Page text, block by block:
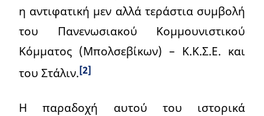
η αντιφατική μεν αλλά τεράστια συμβολή
του Πανενωσιακού Κομμουνιστικού
Κόμματος (Μπολσεβίκων) – Κ.Κ.Σ.Ε. και
του Στάλιν.[2]
Η παραδοχή αυτού του ιστορικά